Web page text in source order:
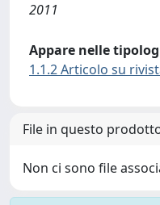
2011
Appare nelle
1.1.2 Articolo su
File in questo
Non ci sono file